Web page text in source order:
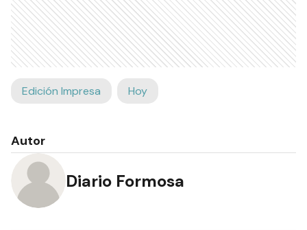
Edición Impresa Hoy
Autor
Diario Formosa